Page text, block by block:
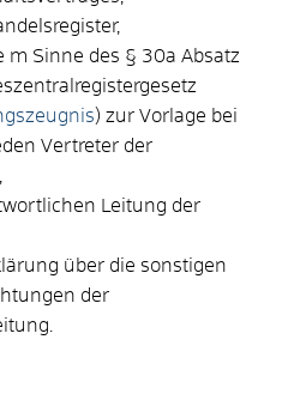
m Sinne des § 30a Absatz
) zur Vorlage bei
Vertreter der
Leitung der
über die sonstigen
der